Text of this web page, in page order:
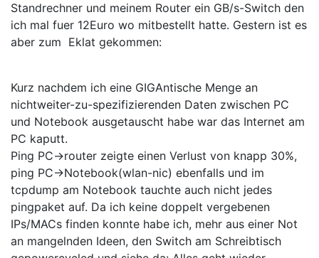
Standrechner und meinem Router ein GB/s-Switch den
ich mal fuer 12Euro wo mitbestellt hatte. Gestern ist es
aber zum Eklat gekommen:
Kurz nachdem ich eine GIGAntische Menge an
nichtweiter-zu-spezifizierenden Daten zwischen PC
und Notebook ausgetauscht habe war das Internet am
PC kaputt.
Ping PC->router zeigte einen Verlust von knapp 30%,
ping PC->Notebook(wlan-nic) ebenfalls und im
tcpdump am Notebook tauchte auch nicht jedes
pingpaket auf. Da ich keine doppelt vergebenen
IPs/MACs finden konnte habe ich, mehr aus einer Not
an mangelnden Ideen, den Switch am Schreibtisch